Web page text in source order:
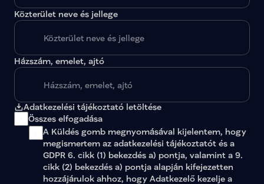
Közterület neve és jellege
Házszám, emelet, ajtó
Adatkezelési tájékoztató letöltése
Összes elfogadása
A Küldés gomb megnyomásával kijelentem, hogy
megismertem az adatkezelési tájékoztatót és a
GDPR 6. cikk (1) bekezdés a) pontja, valamint a 9.
cikk (2) bekezdés a) pontja alapján kifejezetten
hozzájárulok ahhoz, hogy Adatkezelő kezelje a